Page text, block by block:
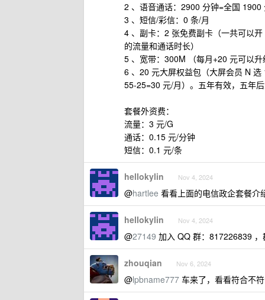
2 、语音通话：2900 分钟=全国
3 、短信/彩信：0 条/月
4 、副卡：2 张免费副卡（一共可以
的流量和通话时长）
5 、宽带：300M （每月+20 元可以
6 、20 元大屏权益包（大屏会员 N
55-25=30 元/月）。五年有效，五年
套餐外资费：
流量：3 元/G
通话：0.15 元/分钟
短信：0.1 元/条
hellokylin Nov 4, 2024
@hartlee 看看上面的电信政企套餐介
hellokylin Nov 4, 2024
@27149 加入 QQ 群：817226839
zhouqian Nov 6, 2024
@lpbname777 车来了，看看符合不